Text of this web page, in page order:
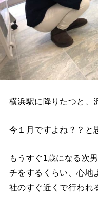
横浜駅に降りたつと、
今１月ですよね？？と
もうすぐ1歳になる次
チをするくらい、心地
社のすぐ近くで行われ